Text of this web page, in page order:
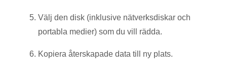
Välj den disk (inklusive nätverksdiskar och
portabla medier) som du vill rädda.
Kopiera återskapade data till ny plats.